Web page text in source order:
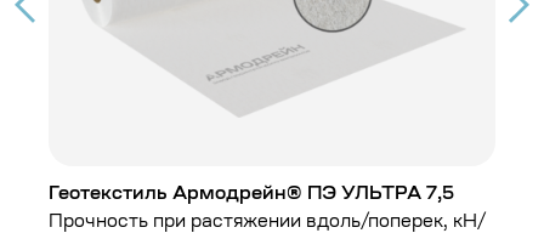
Геотекстиль Армодрейн® ПЭ УЛЬТРА 7,5
Прочность при растяжении вдоль/поперек, кН/